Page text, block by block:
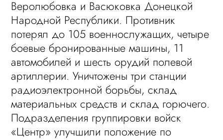
Веролюбовка и Васюковка Донецкой
Народной Республики. Противник
потерял до 105 военнослужащих, четыре
боевые бронированные машины, 11
автомобилей и шесть орудий полевой
артиллерии. Уничтожены три станции
радиоэлектронной борьбы, склад
материальных средств и склад горючего.
Подразделения группировки войск
«Центр» улучшили положение по